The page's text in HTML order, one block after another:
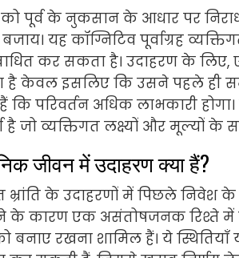
को पूर्व के नुकसान के आधार पर
यह कॉग्निटिव पूर्वाग्रह
कर सकता है। उदाहरण के
है केवल इसलिए कि उसने पहले ही
परिवर्तन अधिक लाभकारी
जो व्यक्तिगत लक्ष्यों और मूल्यों के
जीवन में उदाहरण क्या हैं?
के उदाहरणों में पिछले निवेश
के कारण एक असंतोषजनक रिश्ते
रखना शामिल हैं। ये स्थितियाँ